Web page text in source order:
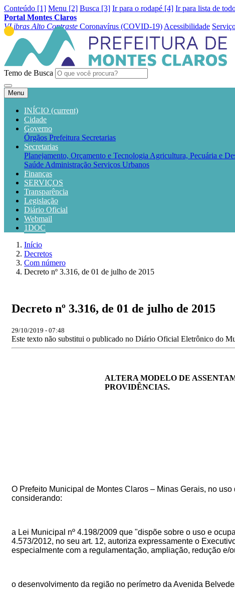
Conteúdo [1] Menu [2] Busca [3] Ir para o rodapé [4] Ir para lista de
Portal Montes Claros
VLibras Alto Contraste Coronavírus (COVID-19) Acessibilidade
Temo de Busca
Menu
INÍCIO (current)
Cidade
Governo
Órgãos Prefeitura Secretarias
Secretarias
Planejamento, Orçamento e Tecnologia Agricultura, Pecuária e
Saúde Administração Serviços Urbanos
Finanças
SERVIÇOS
Transparência
Legislação
Diário Oficial
Webmail
1DOC
Início
Decretos
Com número
Decreto nº 3.316, de 01 de julho de 2015
Decreto nº 3.316, de 01 de julho de 2015
29/10/2019 - 07:48
Este texto não substitui o publicado no Diário Oficial Eletrônico do
ALTERA MODELO DE
PROVIDÊNCIAS.
O Prefeito Municipal de Montes Claros – Minas Gerais, no
considerando:
a Lei Municipal nº 4.198/2009 que "dispõe sobre o uso e
4.573/2012, no seu art. 12, autoriza expressamente o
especialmente com a regulamentação, ampliação, redução
o desenvolvimento da região no perímetro da Avenida